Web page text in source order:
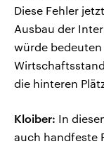
Diese Fehler
Ausbau der
würde
die hinteren
Kloiber: In
auch handfeste